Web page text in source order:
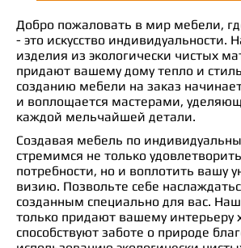
Добро пожаловать в мир мебели,
- это искусство индивидуальности.
изделия из экологически чистых
придают вашему дому тепло и
созданию мебели на заказ
и воплощается мастерами,
каждой мельчайшей детали.
Создавая мебель по
стремимся не только
потребности, но и воплотить вашу
визию. Позвольте себе
созданным специально для вас.
только придают вашему интерьеру
способствуют заботе о природе